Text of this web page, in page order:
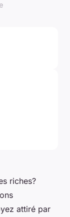
riches?
attiré par